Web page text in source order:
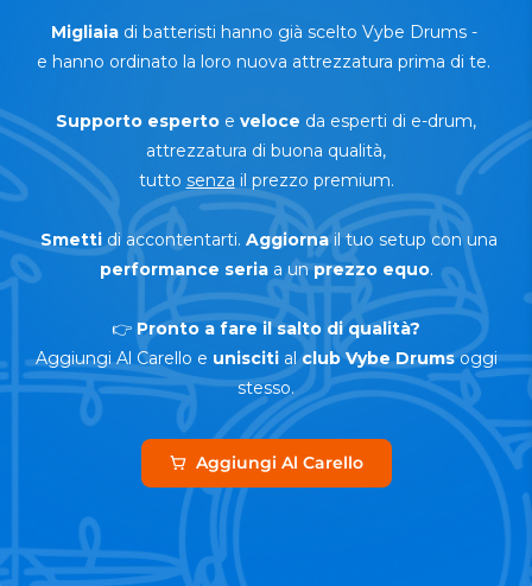
Migliaiadi batteristi hanno già scelto Vybe Drums -
e hanno ordinato la loro nuova attrezzatura prima di te.
Supporto esperto e veloce da esperti di e-drum,
attrezzatura di buona qualità,
tutto senza il prezzo premium.
Smettidi accontentarti. Aggiornail tuo setup con una
performance seriaa unprezzo equo.
👉 Pronto a fare il salto di qualità?
Aggiungi Al Carello e uniscitialclub Vybe Drumsoggi
stesso.
Aggiungi Al Carello